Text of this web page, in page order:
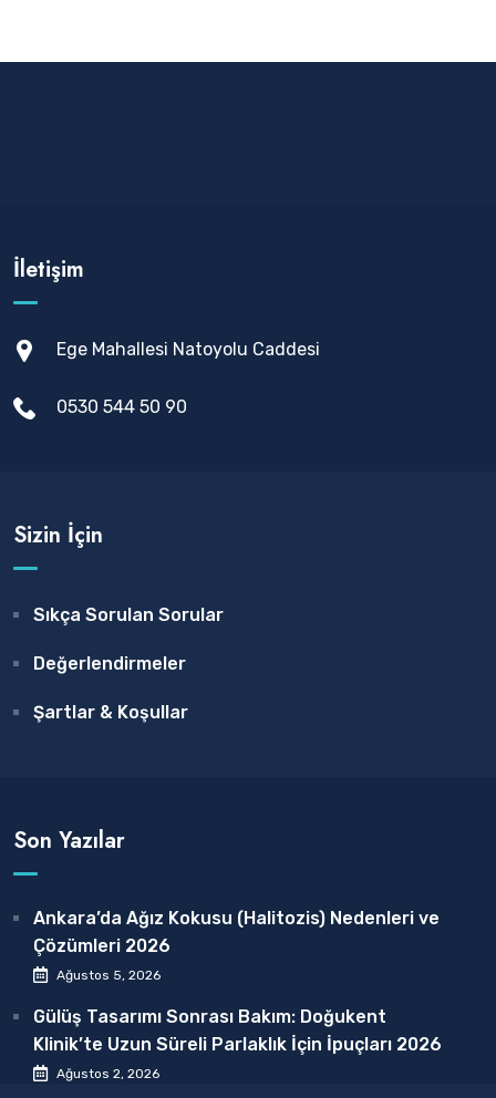
İletişim
Ege Mahallesi Natoyolu Caddesi
0530 544 50 90
Sizin İçin
Sıkça Sorulan Sorular
Değerlendirmeler
Şartlar & Koşullar
Son Yazılar
Ankara’da Ağız Kokusu (Halitozis) Nedenleri ve
Çözümleri 2026
Ağustos 5, 2026
Gülüş Tasarımı Sonrası Bakım: Doğukent
Klinik’te Uzun Süreli Parlaklık İçin İpuçları 2026
Ağustos 2, 2026